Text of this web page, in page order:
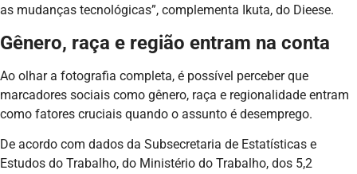
as mudanças tecnológicas”, complementa Ikuta, do Dieese.
Gênero, raça e região entram na conta
Ao olhar a fotografia completa, é possível perceber que
marcadores sociais como gênero, raça e regionalidade entram
como fatores cruciais quando o assunto é desemprego.
De acordo com dados da Subsecretaria de Estatísticas e
Estudos do Trabalho, do Ministério do Trabalho, dos 5,2